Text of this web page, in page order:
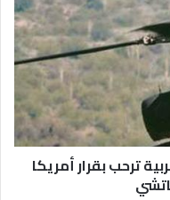
ترحب بقرار أمريكا